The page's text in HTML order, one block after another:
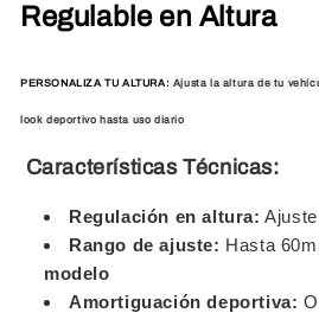
Regulable en Altura
PERSONALIZA TU ALTURA: Ajusta la altura de tu
look deportivo hasta uso diario
Características Técnicas:
Regulación en altura:
Rango de ajuste: Hasta
modelo
Amortiguación deportiva: